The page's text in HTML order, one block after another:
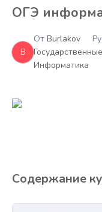
ОГЭ
B
От Burlakov
Информатика
Содержание